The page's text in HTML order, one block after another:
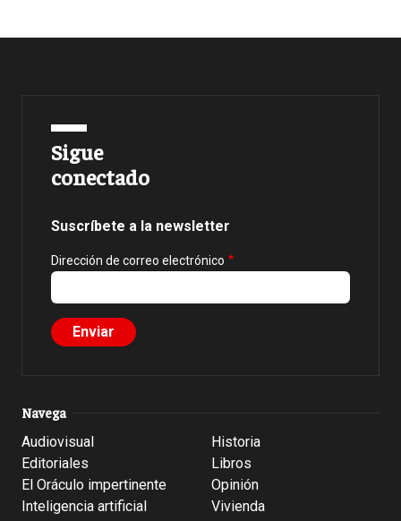
Sigue
conectado
Suscríbete a la newsletter
Dirección de correo electrónico
Navega
Audiovisual
Editoriales
El Oráculo impertinente
Inteligencia artificial
Historia
Libros
Opinión
Vivienda